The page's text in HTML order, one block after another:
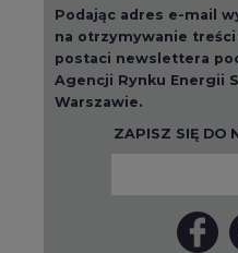
prawach, znajduje się w
Raporty